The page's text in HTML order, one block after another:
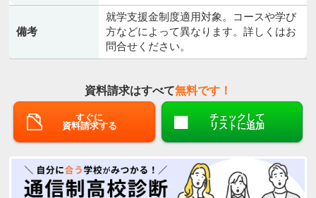
備考
就学支援金制度適用対象。コースや学び
方などによって異なります。詳しくはお
問合せください。
資料請求はすべて無料です！
すぐに
資料請求する
チェックして
リストに追加